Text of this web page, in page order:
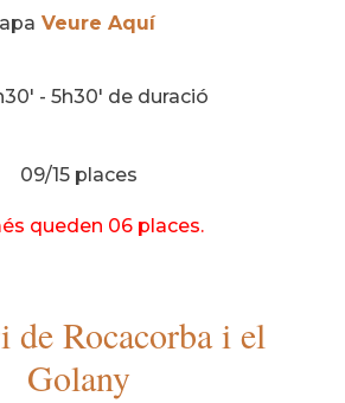
Veure Aquí
- 5h30' de duració
09/15 places
queden 06 places.
de Rocacorba i el
Golany